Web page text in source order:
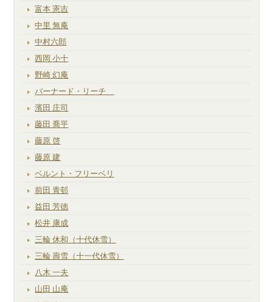
富本 憲吉
中里 無庵
中村六郎
西岡 小十
野崎 幻庵
バーナード・リーチ
濱田 庄司
藤田 喬平
藤原 啓
藤原 建
ベルント・フリーベリ
前田 青邨
益田 芳徳
松井 康成
三輪 休和（十代休雪）
三輪 壽雪（十一代休雪）
八木 一夫
山田 山庵